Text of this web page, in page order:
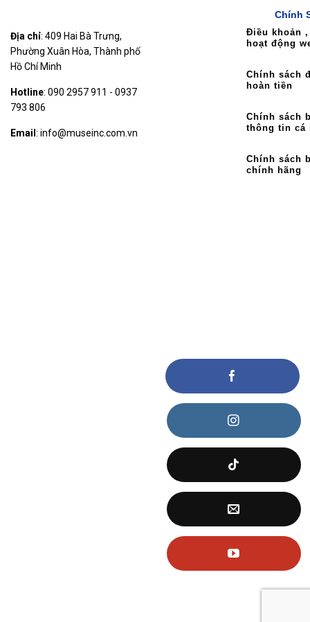
Địa chỉ: 409 Hai Bà Trưng,
Phường Xuân Hòa, Thành phố
Hồ Chí Minh
Hotline: 090 2957 911 - 0937
793 806
Email : info@museinc.com.vn
Chính
Điều khoản
hoạt động
Chính sách
hoàn tiền
Chính sách
thông tin cá
Chính sách
chính hãng